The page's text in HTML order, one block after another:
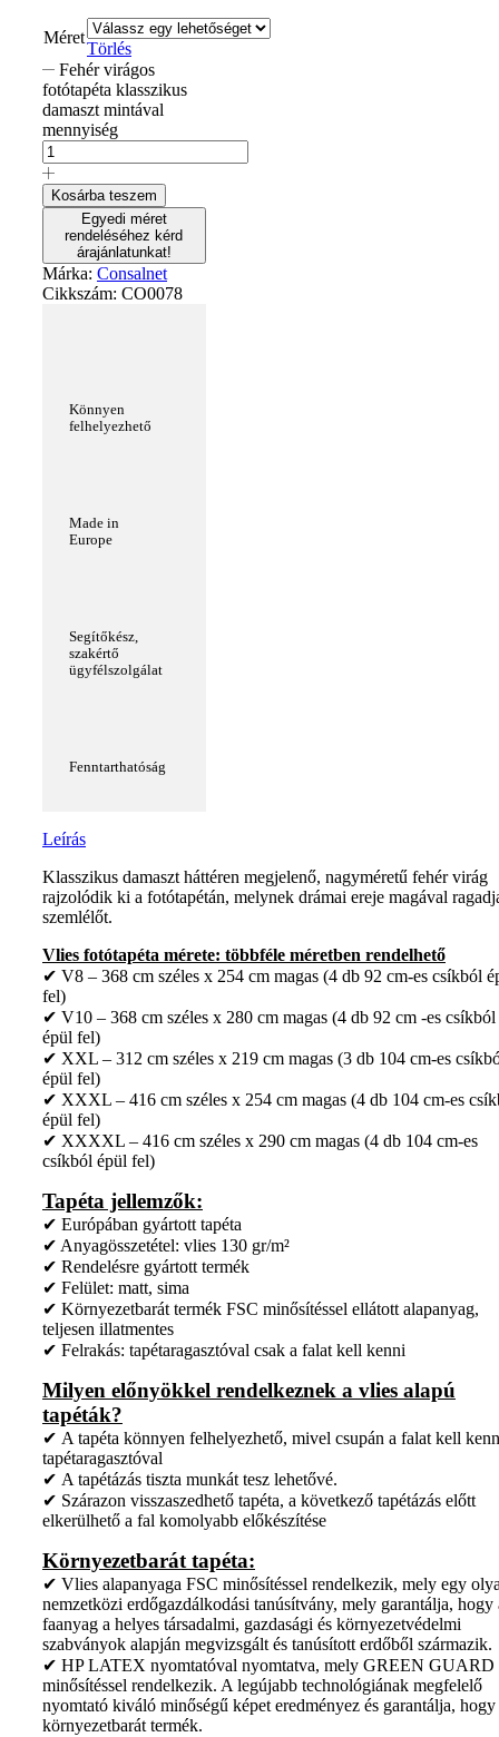
Méret
Törlés
Fehér virágos
fotótapéta klasszikus
damaszt mintával
mennyiség
Kosárba teszem
Egyedi méret
rendeléséhez kérd
árajánlatunkat!
Márka: Consalnet
Cikkszám: CO0078
Könnyen
felhelyezhető
Made in
Europe
Segítőkész,
szakértő
ügyfélszolgálat
Fenntarthatóság
Leírás
Klasszikus damaszt háttéren megjelenő, nagyméretű fehér virág
rajzolódik ki a fotótapétán, melynek drámai ereje magával
szemlélőt.
Vlies fotótapéta mérete: többféle méretben rendelhető
✔ V8 – 368 cm széles x 254 cm magas (4 db 92 cm-es csíkból
fel)
✔ V10 – 368 cm széles x 280 cm magas (4 db 92 cm -es csíkból
épül fel)
✔ XXL – 312 cm széles x 219 cm magas (3 db 104 cm-es
épül fel)
✔ XXXL – 416 cm széles x 254 cm magas (4 db 104 cm-es
épül fel)
✔ XXXXL – 416 cm széles x 290 cm magas (4 db 104 cm-es
csíkból épül fel)
Tapéta jellemzők:
✔ Európában gyártott tapéta
✔ Anyagösszetétel: vlies 130 gr/m²
✔ Rendelésre gyártott termék
✔ Felület: matt, sima
✔ Környezetbarát termék FSC minősítéssel ellátott alapanyag,
teljesen illatmentes
✔ Felrakás: tapétaragasztóval csak a falat kell kenni
Milyen előnyökkel rendelkeznek a vlies alapú
tapéták?
✔ A tapéta könnyen felhelyezhető, mivel csupán a falat kell
tapétaragasztóval
✔ A tapétázás tiszta munkát tesz lehetővé.
✔ Szárazon visszaszedhető tapéta, a következő tapétázás előtt
elkerülhető a fal komolyabb előkészítése
Környezetbarát tapéta:
✔ Vlies alapanyaga FSC minősítéssel rendelkezik, mely egy
nemzetközi erdőgazdálkodási tanúsítvány, mely garantálja, hogy
faanyag a helyes társadalmi, gazdasági és környezetvédelmi
szabványok alapján megvizsgált és tanúsított erdőből származik.
✔ HP LATEX nyomtatóval nyomtatva, mely GREEN GUARD
minősítéssel rendelkezik. A legújabb technológiának megfelelő
nyomtató kiváló minőségű képet eredményez és garantálja, hogy
környezetbarát termék.